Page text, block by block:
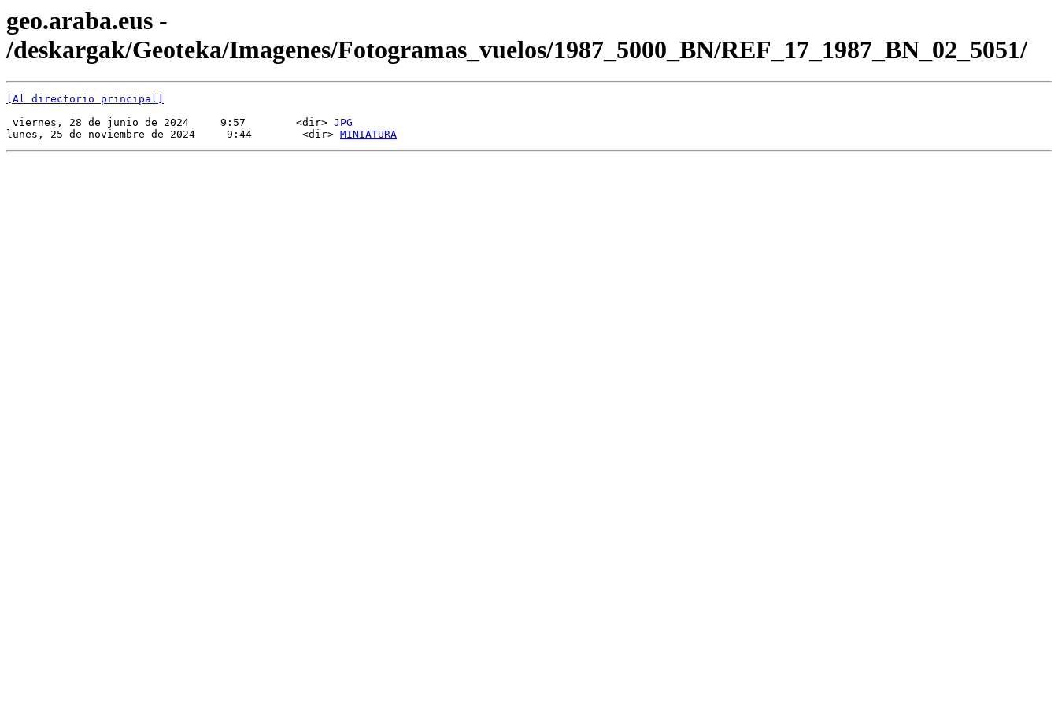
geo.araba.eus -
/deskargak/Geoteka/Imagenes/Fotogramas_vuelos/1987_5000_BN/REF_17_1987_BN_02_5051/
[Al directorio principal]
viernes, 28 de junio de 2024     9:57        <dir> JPG
lunes, 25 de noviembre de 2024     9:44        <dir> MINIATURA